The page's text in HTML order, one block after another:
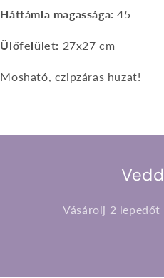
Háttámla magassága: 45
Ülőfelület: 27x27 cm
Mosható, czipzáras huzat!
Vásárolj 2 lepedőt